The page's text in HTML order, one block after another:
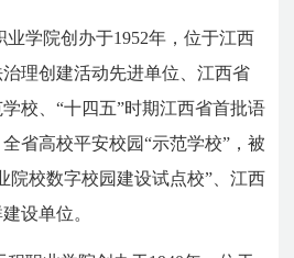
业学院创办于1952年，位于江西
理创建活动先进单位、江西省
校、“十四五”时期江西省首批语
省高校平安校园“示范学校”，被
院校数字校园建设试点校”、江西
设单位。